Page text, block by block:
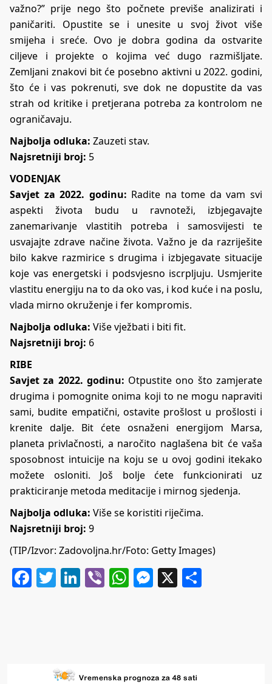
važno?” prije nego što počnete previše analizirati i
paničariti. Opustite se i unesite u svoj život više
smijeha i sreće. Ovo je dobra godina da ostvarite
ciljeve i projekte o kojima već dugo razmišljate.
Zemljani znakovi bit će posebno aktivni u 2022. godini,
što će i vas pokrenuti, sve dok ne dopustite da vas
strah od kritike i pretjerana potreba za kontrolom ne
ograničavaju.
Najbolja odluka: Zauzeti stav.
Najsretniji broj: 5
VODENJAK
Savjet za 2022. godinu: Radite na tome da vam svi
aspekti života budu u ravnoteži, izbjegavajte
zanemarivanje vlastitih potreba i samosvijesti te
usvajajte zdrave načine života. Važno je da razriješite
bilo kakve razmirice s drugima i izbjegavate situacije
koje vas energetski i podsvjesno iscrpljuju. Usmjerite
vlastitu energiju na to da oko vas, i kod kuće i na poslu,
vlada mirno okruženje i fer kompromis.
Najbolja odluka: Više vježbati i biti fit.
Najsretniji broj: 6
RIBE
Savjet za 2022. godinu: Otpustite ono što zamjerate
drugima i pomognite onima koji to ne mogu napraviti
sami, budite empatični, ostavite prošlost u prošlosti i
krenite dalje. Bit ćete osnaženi energijom Marsa,
planeta privlačnosti, a naročito naglašena bit će vaša
sposobnost intuicije na koju se u ovoj godini itekako
možete osloniti. Još bolje ćete funkcionirati uz
prakticiranje metoda meditacije i mirnog sjedenja.
Najbolja odluka: Više se koristiti riječima.
Najsretniji broj: 9
(TIP/Izvor: Zadovoljna.hr/Foto: Getty Images)
Facebook
Twitter
LinkedIn
ViberWhatsApp
Messenger
X